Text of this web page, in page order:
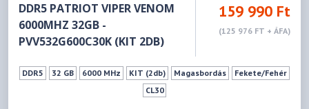
DDR5 PATRIOT VIPER VENOM
6000MHZ 32GB -
PVV532G600C30K (KIT 2DB)
159 990 Ft
(125 976 FT + ÁFA)
DDR5 32 GB 6000 MHz KIT (2db) Magasbordás
Fekete/Fehér
CL30